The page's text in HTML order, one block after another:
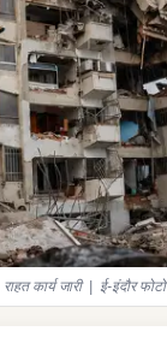
कार्य जारी | ई-इंदौर फोटो